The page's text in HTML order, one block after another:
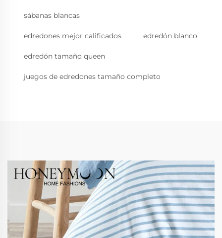
sábanas blancas
edredones mejor calificados edredón blanco
edredón tamaño queen
juegos de edredones tamaño completo